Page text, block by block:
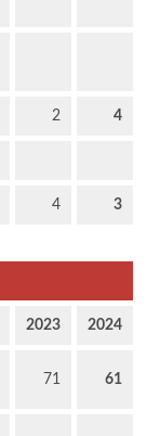
2 4
4 3
2023 2024
71 61